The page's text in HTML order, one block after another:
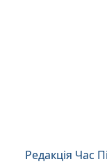
Редакція Час